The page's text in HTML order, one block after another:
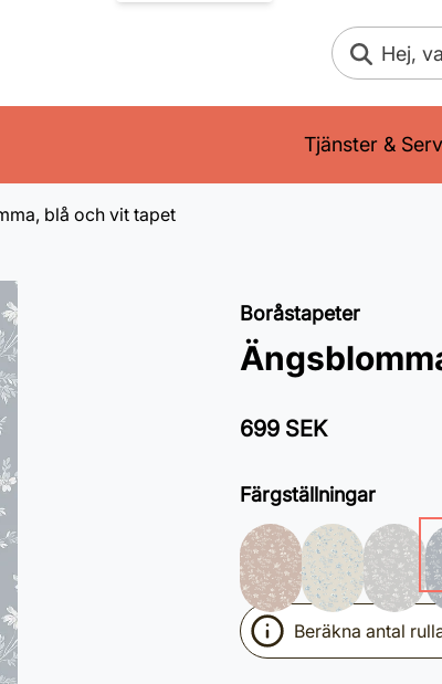
Sök
Tjänster &
blå och vit tapet
Boråstapeter
699 SEK
Färgställningar
Beräkna antal